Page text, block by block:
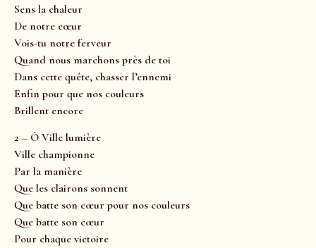
Sens la chaleur
De notre cœur
Vois-tu notre ferveur
Quand nous marchons près de toi
Dans cette quête, chasser l’ennemi
Enfin pour que nos couleurs
Brillent encore
2 – Ô Ville lumière
Ville championne
Par la manière
Que les clairons sonnent
Que batte son cœur pour nos couleurs
Que batte son cœur
Pour chaque victoire